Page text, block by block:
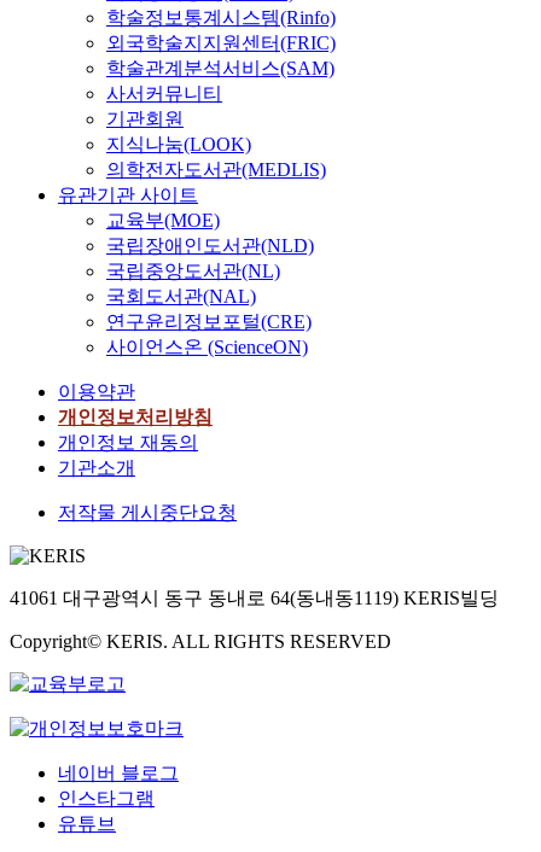
학술정보통계시스템(Rinfo)
외국학술지지원센터(FRIC)
학술관계분석서비스(SAM)
사서커뮤니티
기관회원
지식나눔(LOOK)
의학전자도서관(MEDLIS)
유관기관 사이트
교육부(MOE)
국립장애인도서관(NLD)
국립중앙도서관(NL)
국회도서관(NAL)
연구윤리정보포털(CRE)
사이언스온 (ScienceON)
이용약관
개인정보처리방침
개인정보 재동의
기관소개
저작물 게시중단요청
41061 대구광역시 동구 동내로 64(동내동1119) KERIS빌딩
Copyright© KERIS. ALL RIGHTS RESERVED
네이버 블로그
인스타그램
유튜브